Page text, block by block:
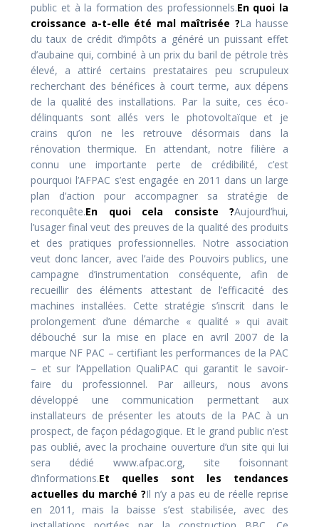
public et à la formation des professionnels.En quoi la
croissance a-t-elle été mal maîtrisée ?La hausse
du taux de crédit d’impôts a généré un puissant effet
d’aubaine qui, combiné à un prix du baril de pétrole très
élevé, a attiré certains prestataires peu scrupuleux
recherchant des bénéfices à court terme, aux dépens
de la qualité des installations. Par la suite, ces éco-
délinquants sont allés vers le photovoltaïque et je
crains qu’on ne les retrouve désormais dans la
rénovation thermique. En attendant, notre filière a
connu une importante perte de crédibilité, c’est
pourquoi l’AFPAC s’est engagée en 2011 dans un large
plan d’action pour accompagner sa stratégie de
reconquête.En quoi cela consiste ?Aujourd’hui,
l’usager final veut des preuves de la qualité des produits
et des pratiques professionnelles. Notre association
veut donc lancer, avec l’aide des Pouvoirs publics, une
campagne d’instrumentation conséquente, afin de
recueillir des éléments attestant de l’efficacité des
machines installées. Cette stratégie s’inscrit dans le
prolongement d’une démarche « qualité » qui avait
débouché sur la mise en place en avril 2007 de la
marque NF PAC – certifiant les performances de la PAC
– et sur l’Appellation QualiPAC qui garantit le savoir-
faire du professionnel. Par ailleurs, nous avons
développé une communication permettant aux
installateurs de présenter les atouts de la PAC à un
prospect, de façon pédagogique. Et le grand public n’est
pas oublié, avec la prochaine ouverture d’un site qui lui
sera dédié www.afpac.org, site foisonnant
d’informations.Et quelles sont les tendances
actuelles du marché ?Il n’y a pas eu de réelle reprise
en 2011, mais la baisse s’est stabilisée, avec des